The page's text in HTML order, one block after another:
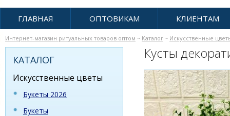
ГЛАВНАЯ ОПТОВИКАМ КЛИЕНТАМ
Интернет-магазин ритуальных товаров оптом ~ Каталог ~ Искусственные
КАТАЛОГ
Искусственные цветы
Букеты 2026
Букеты
Кусты